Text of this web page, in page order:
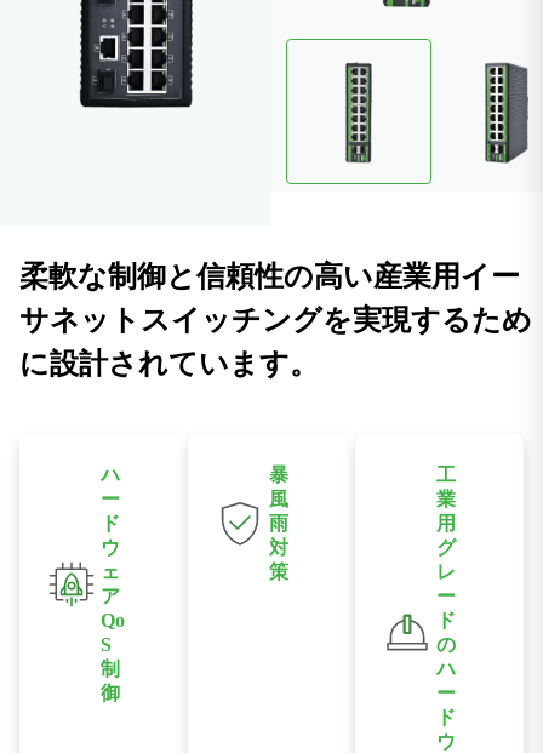
柔軟な制御と信頼性の高い産業用イー
サネットスイッチングを実現するため
に設計されています。
ハ
ー
ド
ウ
ェ
ア
Qo
S
制
御
暴
風
雨
対
策
工
業
用
グ
レ
ー
ド
の
ハ
ー
ド
ウ